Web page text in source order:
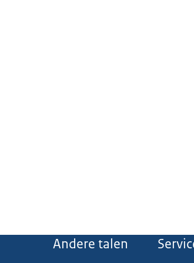
Andere talen